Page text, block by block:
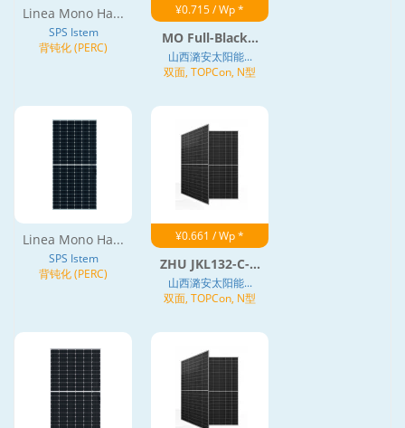
Linea Mono Ha...
SPS Istem
背钝化 (PERC)
¥0.715 / Wp *
MO Full-Black...
山西潞安太阳能...
双面, TOPCon, N型
Linea Mono Ha...
SPS Istem
背钝化 (PERC)
¥0.661 / Wp *
ZHU JKL132-C-...
山西潞安太阳能...
双面, TOPCon, N型